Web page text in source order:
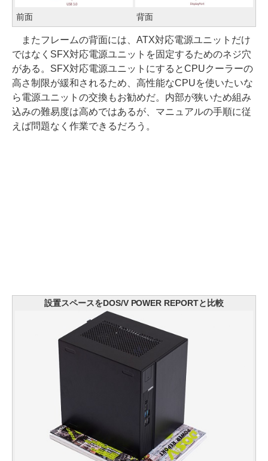
前面 背面
またフレームの背面には、ATX対応電源ユニットだけ
ではなくSFX対応電源ユニットを固定するためのネジ穴
がある。SFX対応電源ユニットにするとCPUクーラーの
高さ制限が緩和されるため、高性能なCPUを使いたいな
ら電源ユニットの交換もお勧めだ。内部が狭いため組み
込みの難易度は高めではあるが、マニュアルの手順に従
えば問題なく作業できるだろう。
設置スペースをDOS/V POWER REPORTと比較